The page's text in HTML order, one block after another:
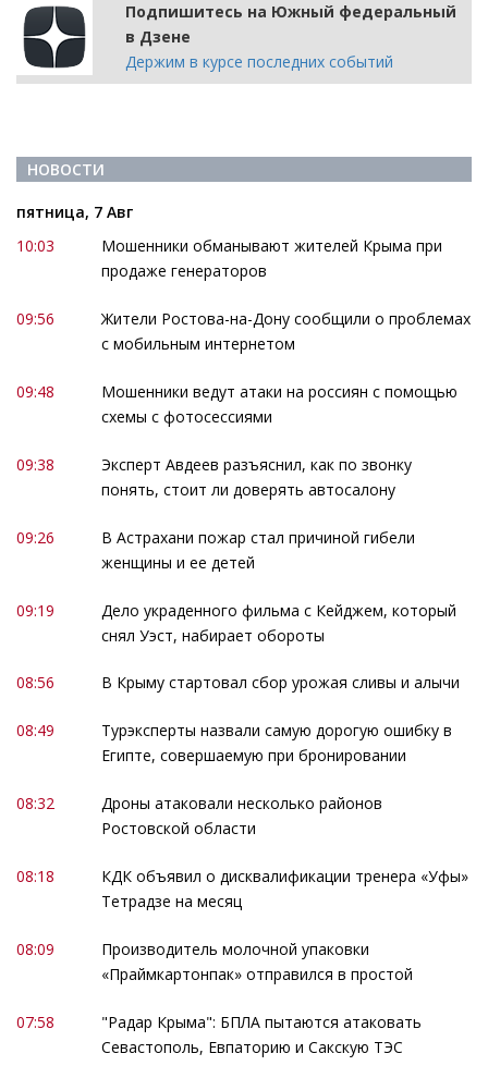
Подпишитесь на Южный федеральный
в Дзене
Держим в курсе последних событий
НОВОСТИ
пятница, 7 Авг
10:03
Мошенники обманывают жителей Крыма при
продаже генераторов
09:56
Жители Ростова-на-Дону сообщили о проблемах
с мобильным интернетом
09:48
Мошенники ведут атаки на россиян с помощью
схемы с фотосессиями
09:38
Эксперт Авдеев разъяснил, как по звонку
понять, стоит ли доверять автосалону
09:26
В Астрахани пожар стал причиной гибели
женщины и ее детей
09:19
Дело украденного фильма с Кейджем, который
снял Уэст, набирает обороты
08:56 В Крыму стартовал сбор урожая сливы и алычи
08:49
Турэксперты назвали самую дорогую ошибку в
Египте, совершаемую при бронировании
08:32
Дроны атаковали несколько районов
Ростовской области
08:18
КДК объявил о дисквалификации тренера «Уфы»
Тетрадзе на месяц
08:09
Производитель молочной упаковки
«Праймкартонпак» отправился в простой
07:58
"Радар Крыма": БПЛА пытаются атаковать
Севастополь, Евпаторию и Сакскую ТЭС